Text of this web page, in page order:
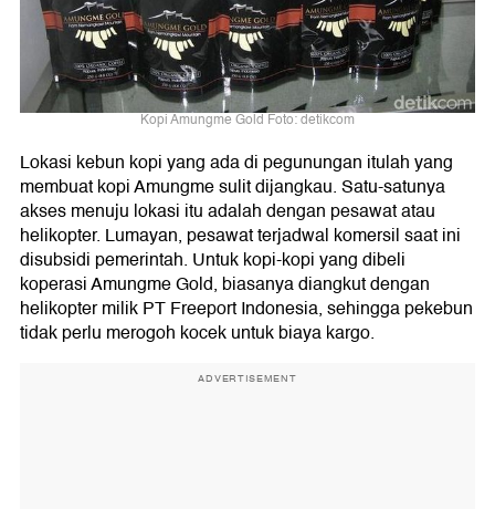
Kopi Amungme Gold Foto: detikcom
Lokasi kebun kopi yang ada di pegunungan itulah yang
membuat kopi Amungme sulit dijangkau. Satu-satunya
akses menuju lokasi itu adalah dengan pesawat atau
helikopter. Lumayan, pesawat terjadwal komersil saat ini
disubsidi pemerintah. Untuk kopi-kopi yang dibeli
koperasi Amungme Gold, biasanya diangkut dengan
helikopter milik PT Freeport Indonesia, sehingga pekebun
tidak perlu merogoh kocek untuk biaya kargo.
ADVERTISEMENT